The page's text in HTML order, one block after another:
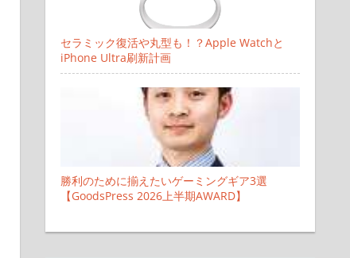
セラミック復活や丸型も！？Apple Watchと
iPhone Ultra刷新計画
勝利のために揃えたいゲーミングギア3選
【GoodsPress 2026上半期AWARD】